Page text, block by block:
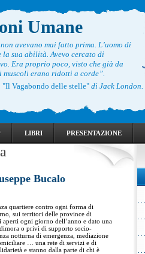
Umane
avevano mai fatto prima. L’uomo di
sua abilità. Avevo cercato di
Era proprio poco, visto che già da
muscoli erano ridotti a corde”.
"Il Vagabondo delle stelle" di Jack London.
LIBRI PRESENTAZIONE
Bucalo
quartiere contro ogni forma di
sui territori delle province di
aperti ogni giorno dell’anno e dato una
o privi di supporto socio-
notturna di emergenza, mediazione
… una rete di servizi e di
e stanno dalla parte di chi è